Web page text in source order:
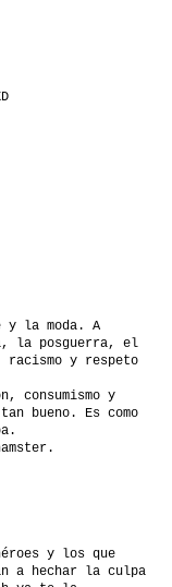
y la moda. A
la posguerra, el
y respeto
consumismo y
bueno. Es como
y los que
a hechar la culpa